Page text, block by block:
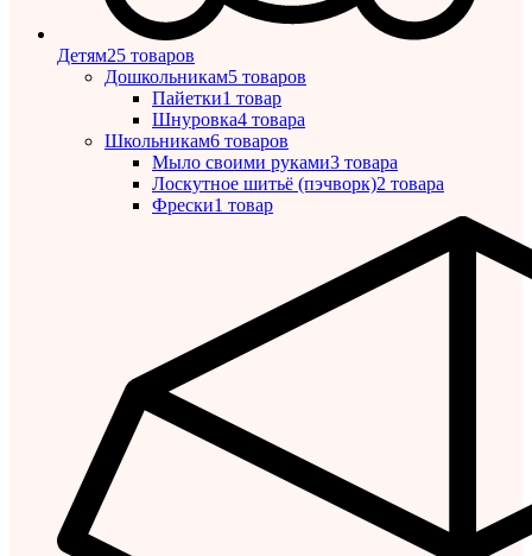
Детям25 товаров
Дошкольникам5 товаров
Пайетки1 товар
Шнуровка4 товара
Школьникам6 товаров
Мыло своими руками3 товара
Лоскутное шитьё (пэчворк)2 товара
Фрески1 товар